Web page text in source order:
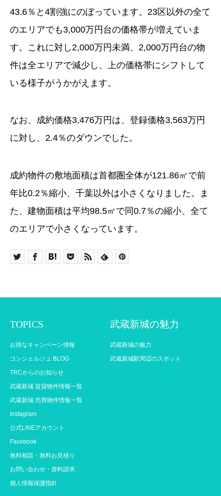
43.6％と4割強にのぼっています。23区以外の全て
のエリアでも3,000万円台の価格帯が増えていま
す。これに対し2,000万円未満、2,000万円台の物
件は全エリアで減少し、上の価格帯にシフトして
いる様子がうかがえます。
なお、成約価格3,476万円は、登録価格3,563万円
に対し、2.4％のダウンでした。
成約物件の敷地面積は首都圏全体が121.86㎡で前
年比0.2％縮小、千葉以外は小さくなりました。ま
た、建物面積は平均98.5㎡で同0.7％の縮小、全て
のエリアで小さくなっています。
TOPICS
お得なキャンペーン情報
コンシェルジュ BLOG
TRCからのお知らせ
武蔵新城 賃貸物件情報一覧
武蔵新城 売買物件情報一覧
Instagram
公式LINEアカウント
Facebook
無料相談・無料お見積り
お問い合わせ・資料請求
個人情報保護指針
武蔵新城の魅力
武蔵新城の魅力
武蔵新城駅周辺のスポット